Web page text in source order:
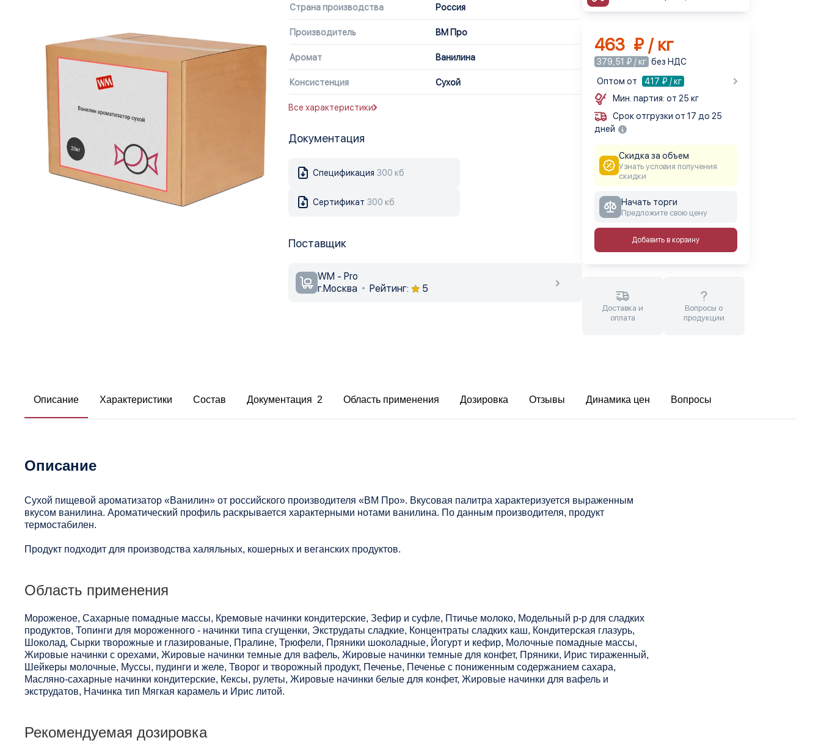
Страна производства Россия
Производитель ВМ Про
Аромат Ванилина
Консистенция Сухой
Все характеристики
Документация
Спецификация 300 кб
Сертификат 300 кб
Поставщик
WM - Pro
г.Москва
Рейтинг: 5
463 ₽ / кг
379,51 ₽ / кг без НДС
Оптом от
417 ₽ / кг
Мин. партия: от 25 кг
Срок отгрузки от 17 до 25
дней
Скидка за объем
Узнать условия получения
скидки
Начать торги
Предложите свою цену
Добавить в корзину
Доставка и
оплата
Вопросы о
продукции
Описание Характеристики Состав Документация 2 Область применения Дозировка Отзывы Динамика цен Вопросы
Описание
Сухой пищевой ароматизатор «Ванилин» от российского производителя «ВМ Про». Вкусовая палитра характеризуется выраженным
вкусом ванилина. Ароматический профиль раскрывается характерными нотами ванилина. По данным производителя, продукт
термостабилен.
Продукт подходит для производства халяльных, кошерных и веганских продуктов.
Область применения
Мороженое, Сахарные помадные массы, Кремовые начинки кондитерские, Зефир и суфле, Птичье молоко, Модельный р-р для сладких
продуктов, Топинги для мороженного - начинки типа сгущенки, Экструдаты сладкие, Концентраты сладких каш, Кондитерская глазурь,
Шоколад, Сырки творожные и глазированые, Пралине, Трюфели, Пряники шоколадные, Йогурт и кефир, Молочные помадные массы,
Жировые начинки с орехами, Жировые начинки темные для вафель, Жировые начинки темные для конфет, Пряники, Ирис тираженный,
Шейкеры молочные, Муссы, пудинги и желе, Творог и творожный продукт, Печенье, Печенье с пониженным содержанием сахара,
Масляно-сахарные начинки кондитерские, Кексы, рулеты, Жировые начинки белые для конфет, Жировые начинки для вафель и
экструдатов, Начинка тип Мягкая карамель и Ирис литой.
Рекомендуемая дозировка